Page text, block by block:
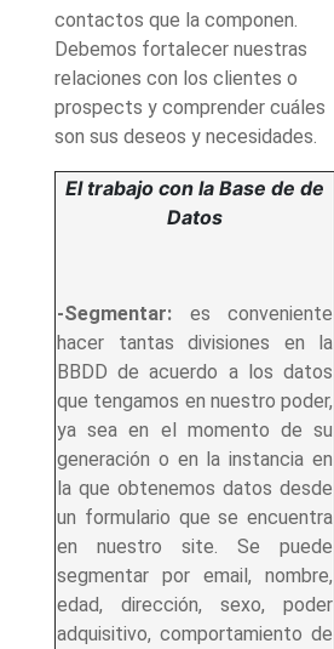
contactos que la componen.
Debemos fortalecer nuestras
relaciones con los clientes o
prospects y comprender cuáles
son sus deseos y necesidades.
El trabajo con la Base de de
Datos
-Segmentar: es conveniente
hacer tantas divisiones en la
BBDD de acuerdo a los datos
que tengamos en nuestro poder,
ya sea en el momento de su
generación o en la instancia en
la que obtenemos datos desde
un formulario que se encuentra
en nuestro site. Se puede
segmentar por email, nombre,
edad, dirección, sexo, poder
adquisitivo, comportamiento de